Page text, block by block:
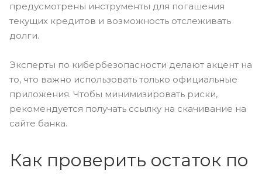
предусмотрены инструменты для погашения
текущих кредитов и возможность отслеживать
долги.
Эксперты по кибербезопасности делают акцент на
то, что важно использовать только официальные
приложения. Чтобы минимизировать риски,
рекомендуется получать ссылку на скачивание на
сайте банка.
Как проверить остаток по